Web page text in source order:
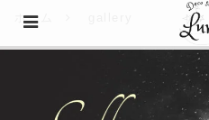
ホーム